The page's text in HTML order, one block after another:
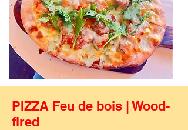
PIZZA Feu de bois | Wood-
fired